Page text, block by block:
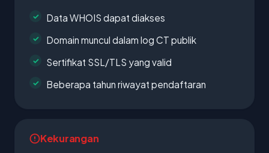
Data WHOIS dapat diakses
Domain muncul dalam log CT publik
Sertifikat SSL/TLS yang valid
Beberapa tahun riwayat pendaftaran
Kekurangan